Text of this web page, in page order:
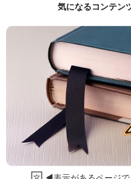
気になるコンテン